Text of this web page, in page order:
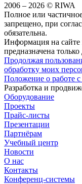
2006 – 2026 © RIWA
Полное или
запрещено, при
обязательна.
Информация на сайте
предназначена
Продолжая
обработку моих
Положение о работе
Разработка и
Оборудование
Проекты
Прайс-листы
Презентации
Партнёрам
Учебный центр
Новости
О нас
Контакты
Конференц-системы